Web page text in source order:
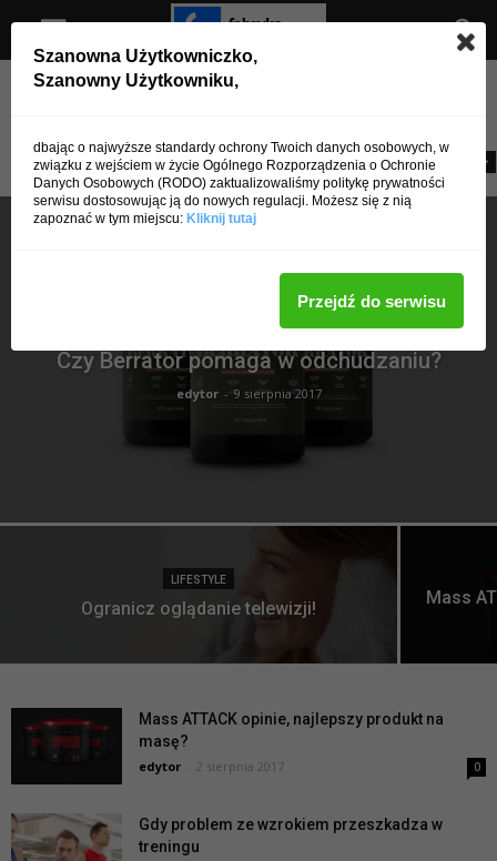
Strona główna Lifestyle
Bez kategorii Ciąża i poród Lifestyle Psychika Zdrowa dieta
Czy Berrator pomaga w odchudzaniu?
edytor - 9 sierpnia 2017
LIFESTYLE
Ogranicz oglądanie telewizji!
Mass
Mass ATTACK opinie, najlepszy produkt na
masę?
edytor 2 sierpnia 2017 0
Gdy problem ze wzrokiem przeszkadza w
treningu
Szanowna Użytkowniczko,
Szanowny Użytkowniku,
dbając o najwyższe standardy ochrony Twoich danych osobowych, w
związku z wejściem w życie Ogólnego Rozporządzenia o Ochronie
Danych Osobowych (RODO) zaktualizowaliśmy politykę prywatności
serwisu dostosowując ją do nowych regulacji. Możesz się z nią
zapoznać w tym miejscu: Kliknij tutaj
Przejdź do serwisu